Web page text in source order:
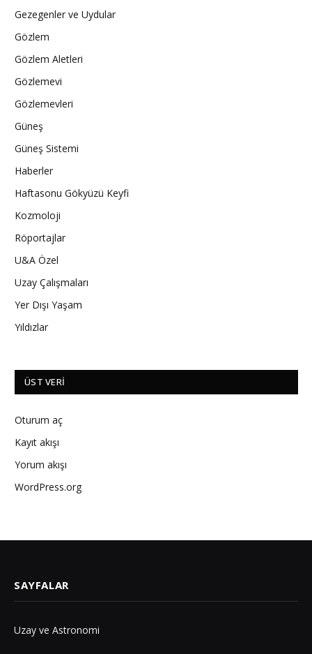
Gezegenler ve Uydular
Gözlem
Gözlem Aletleri
Gözlemevi
Gözlemevleri
Güneş
Güneş Sistemi
Haberler
Haftasonu Gökyüzü Keyfi
Kozmoloji
Röportajlar
U&A Özel
Uzay Çalışmaları
Yer Dışı Yaşam
Yıldızlar
ÜST VERI
Oturum aç
Kayıt akışı
Yorum akışı
WordPress.org
SAYFALAR
Uzay ve Astronomi